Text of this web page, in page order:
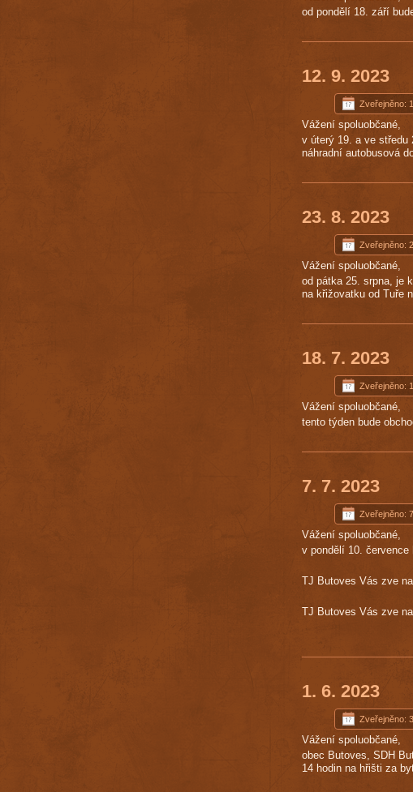
od pondělí 18. září
12. 9. 2023
Zveřejněno:
Vážení spoluobčané,
v úterý 19. a ve středu
náhradní autobusová
23. 8. 2023
Zveřejněno:
Vážení spoluobčané,
od pátka 25. srpna, je
na křižovatku od Tuře
18. 7. 2023
Zveřejněno:
Vážení spoluobčané,
tento týden bude
7. 7. 2023
Zveřejněno:
Vážení spoluobčané,
v pondělí 10. července
TJ Butoves Vás zve
TJ Butoves Vás zve
1. 6. 2023
Zveřejněno:
Vážení spoluobčané,
obec Butoves, SDH
14 hodin na hřišti za